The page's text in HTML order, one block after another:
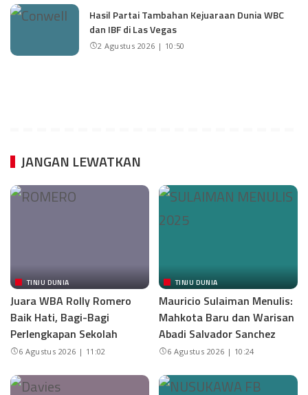
Hasil Partai Tambahan Kejuaraan Dunia WBC
dan IBF di Las Vegas
2 Agustus 2026 | 10:50
JANGAN LEWATKAN
TINJU DUNIA
Juara WBA Rolly Romero
Baik Hati, Bagi-Bagi
Perlengkapan Sekolah
6 Agustus 2026 | 11:02
TINJU DUNIA
Mauricio Sulaiman Menulis:
Mahkota Baru dan Warisan
Abadi Salvador Sanchez
6 Agustus 2026 | 10:24